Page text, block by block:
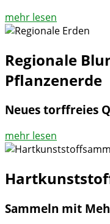
mehr lesen
Regionale
Pflanzenerde
Neues torffreies
mehr lesen
Sammeln mit